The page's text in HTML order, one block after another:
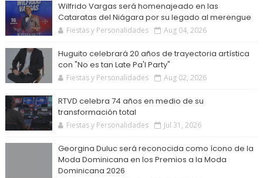
Wilfrido Vargas será homenajeado en las
Cataratas del Niágara por su legado al merengue
Fiestas y Personalidades Aug 04, 2026
Huguito celebrará 20 años de trayectoria artística
con "No es tan Late Pa'l Party"
Fiestas y Personalidades Aug 02, 2026
RTVD celebra 74 años en medio de su
transformación total
Fiestas y Personalidades Jul 31, 2026
Georgina Duluc será reconocida como ícono de la
Moda Dominicana en los Premios a la Moda
Dominicana 2026